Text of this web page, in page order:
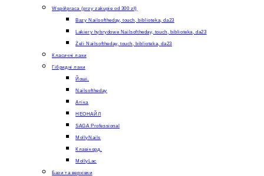
Współpraca (przy zakupie od 300 zł)
Bazy Nailsoftheday, touch, biblioteka, da23
Lakiery hybrydowe Nailsoftheday, touch, biblioteka, da23
Żeli Nailsoftheday, touch, biblioteka, da23
Класичні лаки
Гібридні лаки
Йоші.
Nailsoftheday
Атіка
НЕОНАЙЛ
SAGA Professional
MollyNails
Клавікорд.
MollyLac
Бази та верхівки